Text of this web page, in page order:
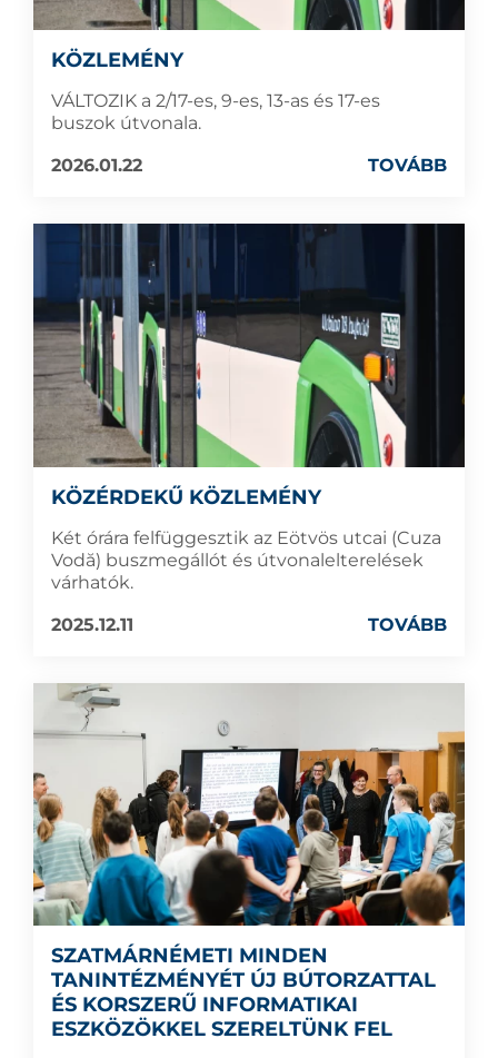
KÖZLEMÉNY
VÁLTOZIK a 2/17-es, 9-es, 13-as és 17-es
buszok útvonala.
2026.01.22
TOVÁBB
KÖZÉRDEKŰ KÖZLEMÉNY
Két órára felfüggesztik az Eötvös utcai (Cuza
Vodă) buszmegállót és útvonalelterelések
várhatók.
2025.12.11
TOVÁBB
SZATMÁRNÉMETI MINDEN
TANINTÉZMÉNYÉT ÚJ BÚTORZATTAL
ÉS KORSZERŰ INFORMATIKAI
ESZKÖZÖKKEL SZERELTÜNK FEL